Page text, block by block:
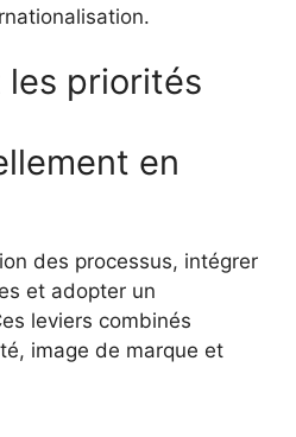
les priorités
en
des processus, intégrer
et adopter un
leviers combinés
image de marque et